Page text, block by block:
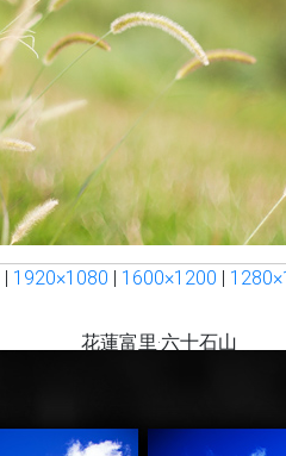
| 1920×1080 | 1600×1200 |
花蓮富里‧六十石山